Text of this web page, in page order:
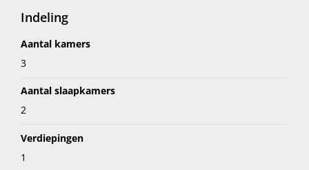
Indeling
Aantal kamers
3
Aantal slaapkamers
2
Verdiepingen
1